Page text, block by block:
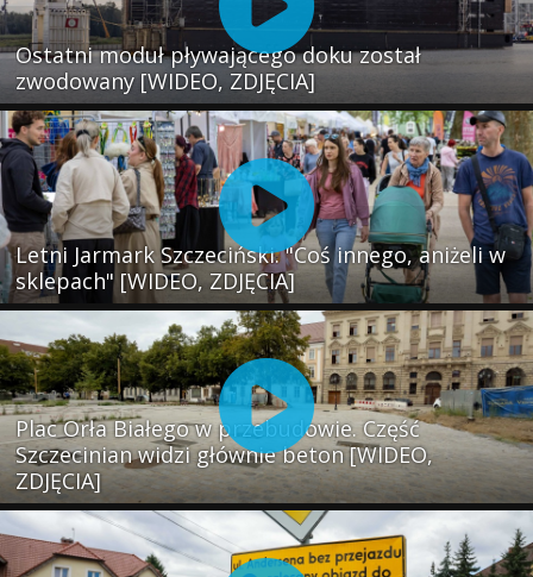
Ostatni moduł pływającego doku został
zwodowany [WIDEO, ZDJĘCIA]
Letni Jarmark Szczeciński. "Coś innego, aniżeli w
sklepach" [WIDEO, ZDJĘCIA]
Plac Orła Białego w przebudowie. Część
Szczecinian widzi głównie beton [WIDEO,
ZDJĘCIA]